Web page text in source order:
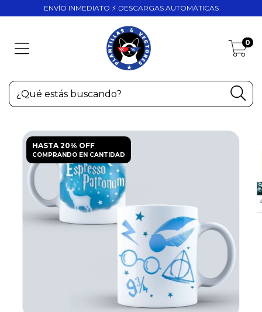
ENVÍO INMEDIATO ⚡ DESCARGAS AUTOMÁTICAS
0
HASTA 20% OFF
COMPRANDO EN CANTIDAD